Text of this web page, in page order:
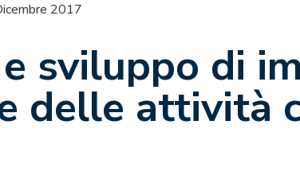
2017
sviluppo di
delle attività